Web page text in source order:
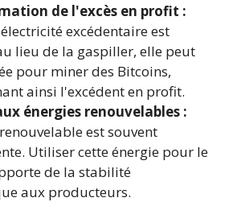
de l'excès en profit :
excédentaire est
lieu de la gaspiller, elle peut
pour miner des Bitcoins,
ainsi l'excédent en profit.
énergies renouvelables :
est souvent
Utiliser cette énergie pour le
de la stabilité
aux producteurs.